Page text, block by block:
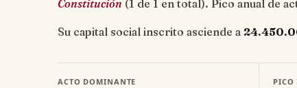
Constitución (1 de 1 en total). Pico anual de
Su capital social inscrito asciende a
ACTO DOMINANTE PICO